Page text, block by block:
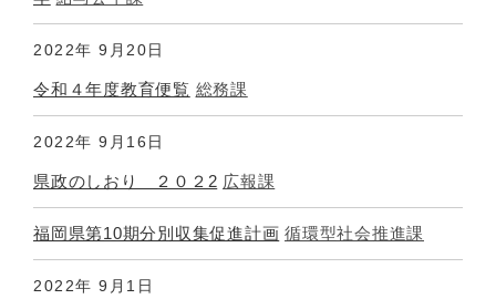
2022年 9月20日
令和４年度教育便覧 総務課
2022年 9月16日
県政のしおり ２０２2 広報課
福岡県第10期分別収集促進計画 循環型社会推進課
2022年 9月1日